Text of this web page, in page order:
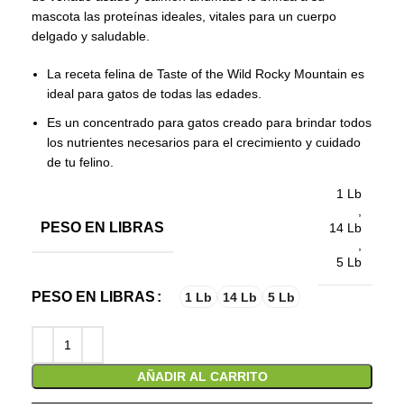
mascota las proteínas ideales, vitales para un cuerpo
delgado y saludable.
La receta felina de Taste of the Wild Rocky Mountain es
ideal para gatos de todas las edades.
Es un concentrado para gatos creado para brindar todos
los nutrientes necesarios para el crecimiento y cuidado
de tu felino.
PESO EN LIBRAS
1 Lb
14 Lb
5 Lb
PESO EN LIBRAS 1 Lb 14 Lb 5 Lb
AÑADIR AL CARRITO